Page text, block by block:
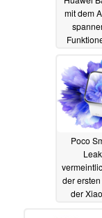
mit dem
Poco
der
der